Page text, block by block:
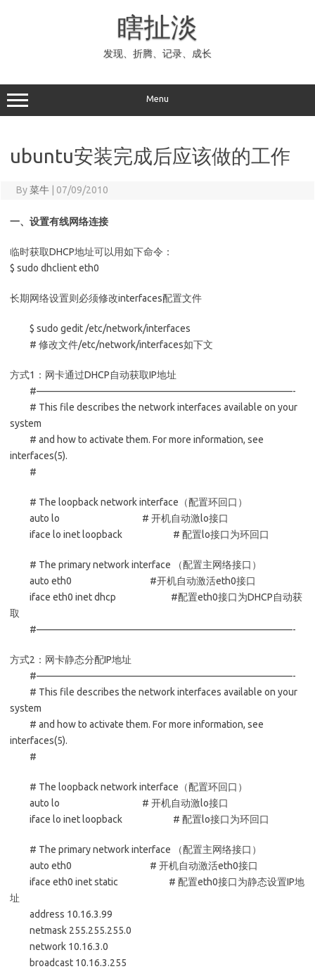
瞎扯淡
发现、折腾、记录、成长
Menu
ubuntu安装完成后应该做的工作
By菜牛 07/09/2010
一、设置有线网络连接
临时获取DHCP地址可以用如下命令：
$ sudo dhclient eth0
长期网络设置则必须修改interfaces配置文件
$ sudo gedit /etc/network/interfaces
# 修改文件/etc/network/interfaces如下文
方式1：网卡通过DHCP自动获取IP地址
#——————————————————————————-
# This file describes the network interfaces available on your
system
# and how to activate them. For more information, see
interfaces(5).
#
# The loopback network interface（配置环回口）
auto lo # 开机自动激lo接口
iface lo inet loopback # 配置lo接口为环回口
# The primary network interface （配置主网络接口）
auto eth0 #开机自动激活eth0接口
iface eth0 inet dhcp #配置eth0接口为DHCP自动获
取
#——————————————————————————-
方式2：网卡静态分配IP地址
#——————————————————————————-
# This file describes the network interfaces available on your
system
# and how to activate them. For more information, see
interfaces(5).
#
# The loopback network interface（配置环回口）
auto lo # 开机自动激lo接口
iface lo inet loopback # 配置lo接口为环回口
# The primary network interface （配置主网络接口）
auto eth0 # 开机自动激活eth0接口
iface eth0 inet static # 配置eth0接口为静态设置IP地
址
address 10.16.3.99
netmask 255.255.255.0
network 10.16.3.0
broadcast 10.16.3.255